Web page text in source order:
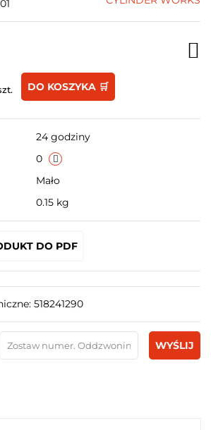
DO KOSZYKA 🛒
24 godziny
0
Mało
0.15 kg
DO PDF
518241290
WYŚLIJ